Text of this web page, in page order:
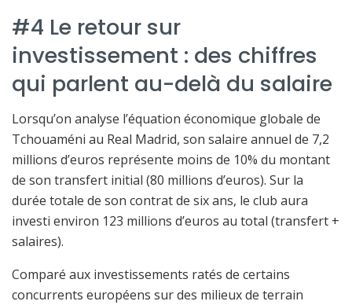
#4 Le retour sur
investissement : des chiffres
qui parlent au-delà du salaire
Lorsqu’on analyse l’équation économique globale de
Tchouaméni au Real Madrid, son salaire annuel de 7,2
millions d’euros représente moins de 10% du montant
de son transfert initial (80 millions d’euros). Sur la
durée totale de son contrat de six ans, le club aura
investi environ 123 millions d’euros au total (transfert +
salaires).
Comparé aux investissements ratés de certains
concurrents européens sur des milieux de terrain